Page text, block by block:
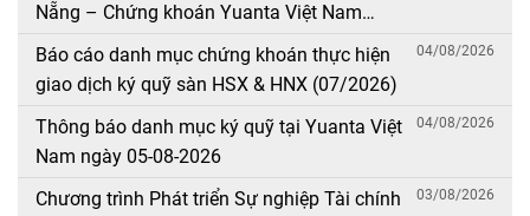
Nẵng – Chứng khoán Yuanta Việt Nam
(08/08/2019 – 08/08/2026)
Báo cáo danh mục chứng khoán thực hiện
giao dịch ký quỹ sàn HSX & HNX (07/2026)
04/08/2026
Thông báo danh mục ký quỹ tại Yuanta Việt
Nam ngày 05-08-2026
04/08/2026
Chương trình Phát triển Sự nghiệp Tài chính
03/08/2026